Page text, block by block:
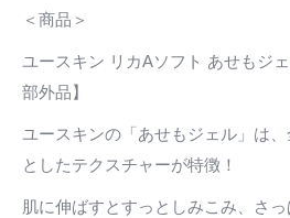
＜商品＞
ユースキン リカAソフト あせもジ
部外品】
ユースキンの「あせもジェル」は
としたテクスチャーが特徴！
肌に伸ばすとすっとしみこみ、さ